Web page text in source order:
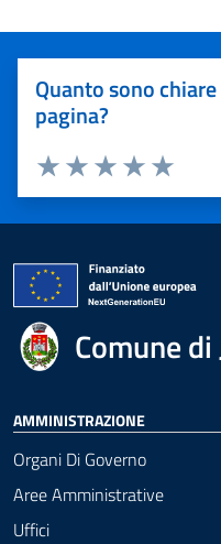
Quanto sono
pagina?
Valuta 5
Valuta 4
Valuta 3 stelle
Valuta 2 stelle su 5
Valuta 1 stelle su 5
Comune
AMMINISTRAZIONE
Organi Di Governo
Aree Amministrative
Uffici